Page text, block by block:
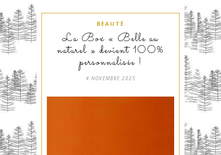
BEAUTÉ
La Box « Belle au
naturel » devient 100%
personnalisée !
4 NOVEMBRE 2025